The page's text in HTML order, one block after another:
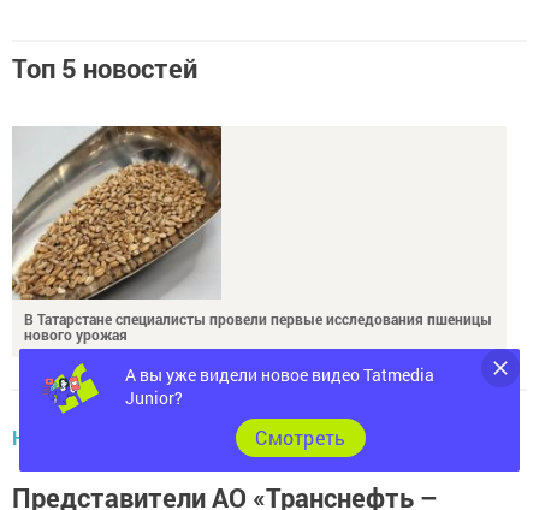
В Татарстане специалисты провели первые исследования пшеницы
нового урожая
НОВОСТИ
Представители АО «Транснефть –
Прикамье» приняли участие в круглом
А вы уже видели новое видео Tatmedia
Junior?
Cмотреть